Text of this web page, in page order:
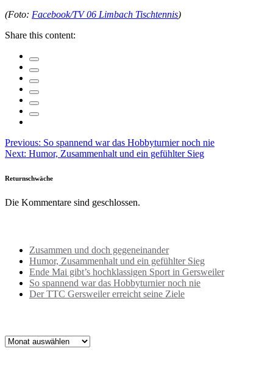
(Foto: Facebook/TV 06 Limbach Tischtennis)
Share this content:
Beitragsnavigation
Previous: So spannend war das Hobbyturnier noch nie
Next: Humor, Zusammenhalt und ein gefühlter Sieg
Returnschwäche
Die Kommentare sind geschlossen.
Zusammen und doch gegeneinander
Humor, Zusammenhalt und ein gefühlter Sieg
Ende Mai gibt’s hochklassigen Sport in Gersweiler
So spannend war das Hobbyturnier noch nie
Der TTC Gersweiler erreicht seine Ziele
Archiv